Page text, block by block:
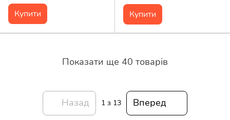
Купити Купити
Показати ще 40 товарів
Назад 1 з 13 Вперед